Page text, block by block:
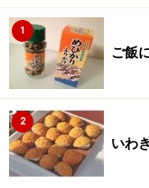
1
ご飯
2
いわ